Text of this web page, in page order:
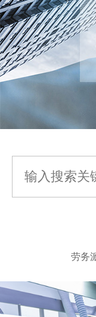
劳务